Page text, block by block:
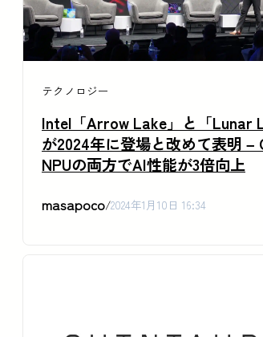
テクノロジー
Intel「Arrow Lake」と「Lunar
が2024年に登場と改めて表明 –
NPUの両方でAI性能が3倍向上
masapoco/2024年1月10日 16:34